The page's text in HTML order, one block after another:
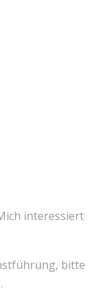
interessiert
bitte